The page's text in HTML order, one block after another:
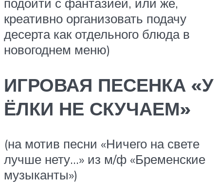
креативно организовать подачу
десерта как отдельного блюда в
новогоднем меню)
ИГРОВАЯ ПЕСЕНКА «У
ЁЛКИ НЕ СКУЧАЕМ»
(на мотив песни «Ничего на свете
лучше нету…» из м/ф «Бременские
музыканты»)